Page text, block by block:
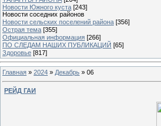
Новости Южного куста [243]
Новости соседних районов
Новости сельских поселений района [356]
Острая тема [355]
Официальная информация [266]
ПО СЛЕДАМ НАШИХ ПУБЛИКАЦИЙ [65]
Здоровье [817]
Главная » 2024 » Декабрь » 06
РЕЙД ГАИ